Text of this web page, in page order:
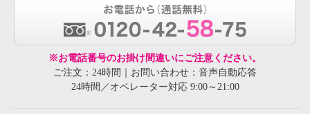
※お電話番号のお掛け間違いにご注意ください。
ご注文：24時間｜お問い合わせ：音声自動応答
24時間／オペレーター対応 9:00～21:00